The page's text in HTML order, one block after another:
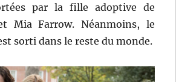
par la fille adoptive de
Mia Farrow. Néanmoins, le
sorti dans le reste du monde.